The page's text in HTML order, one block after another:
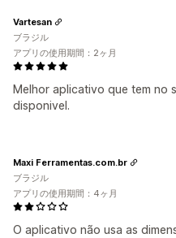
Melhor aplicativo que tem no
disponivel.
Vartesan
ブラジル
アプリの使用期間：2ヶ月
O aplicativo não usa as
Maxi Ferramentas.com.br
ブラジル
アプリの使用期間：4ヶ月